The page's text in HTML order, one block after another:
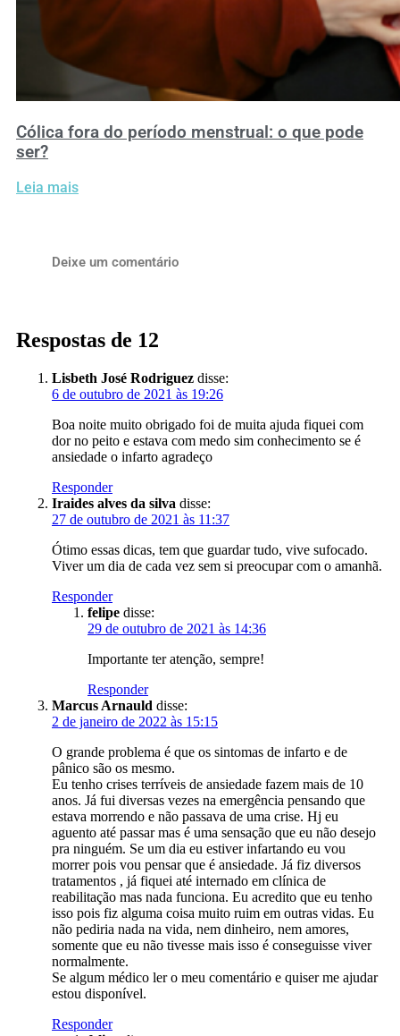
Cólica fora do período menstrual: o que pode
ser?
Leia mais
Deixe um comentário
Respostas de 12
Lisbeth José Rodriguez disse:
6 de outubro de 2021 às 19:26
Boa noite muito obrigado foi de muita ajuda fiquei com
dor no peito e estava com medo sim conhecimento se é
ansiedade o infarto agradeço
Responder
Iraides alves da silva disse:
27 de outubro de 2021 às 11:37
Ótimo essas dicas, tem que guardar tudo, vive sufocado.
Viver um dia de cada vez sem si preocupar com o amanhã.
Responder
felipe disse:
29 de outubro de 2021 às 14:36
Importante ter atenção, sempre!
Responder
Marcus Arnauld disse:
2 de janeiro de 2022 às 15:15
O grande problema é que os sintomas de infarto e de
pânico são os mesmo.
Eu tenho crises terríveis de ansiedade fazem mais de 10
anos. Já fui diversas vezes na emergência pensando que
estava morrendo e não passava de uma crise. Hj eu
aguento até passar mas é uma sensação que eu não desejo
pra ninguém. Se um dia eu estiver infartando eu vou
morrer pois vou pensar que é ansiedade. Já fiz diversos
tratamentos , já fiquei até internado em clínica de
reabilitação mas nada funciona. Eu acredito que eu tenho
isso pois fiz alguma coisa muito ruim em outras vidas. Eu
não pediria nada na vida, nem dinheiro, nem amores,
somente que eu não tivesse mais isso é conseguisse viver
normalmente.
Se algum médico ler o meu comentário e quiser me ajudar
estou disponível.
Responder